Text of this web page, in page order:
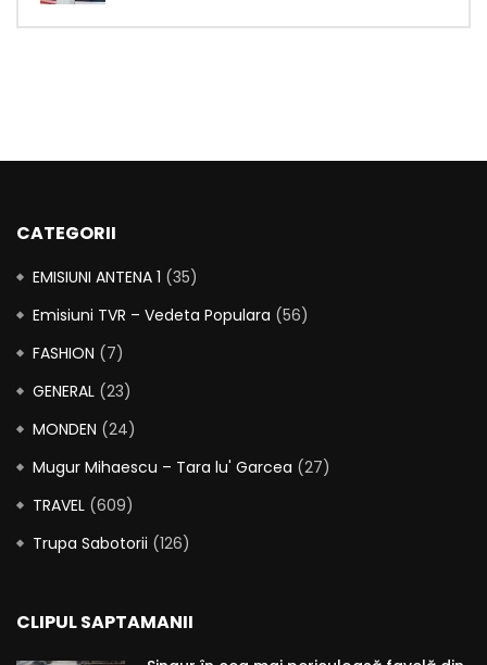
CATEGORII
EMISIUNI ANTENA 1 (35)
Emisiuni TVR – Vedeta Populara (56)
FASHION (7)
GENERAL (23)
MONDEN (24)
Mugur Mihaescu – Tara lu' Garcea (27)
TRAVEL (609)
Trupa Sabotorii (126)
CLIPUL SAPTAMANII